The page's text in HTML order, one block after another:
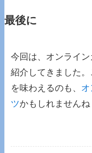
最後に
今回は、オンライ
紹介してきました
を味わえるのも、 オ
ツかもしれませんね